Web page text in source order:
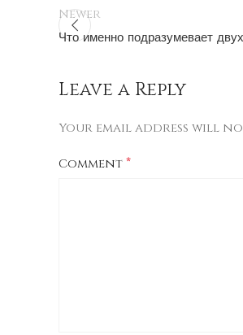
Newer
Что именно подразумевает
Leave a Reply
Your email address will
Comment*